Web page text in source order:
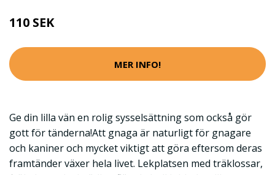
110 SEK
MER INFO!
Ge din lilla vän en rolig sysselsättning som också gör
gott för tänderna!Att gnaga är naturligt för gnagare
och kaniner och mycket viktigt att göra eftersom deras
framtänder växer hela livet. Lekplatsen med träklossar,